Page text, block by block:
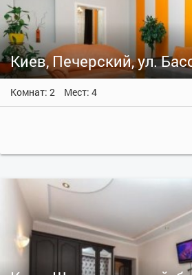
Киев, Печерский, ул.
Комнат: 2 Мест: 4